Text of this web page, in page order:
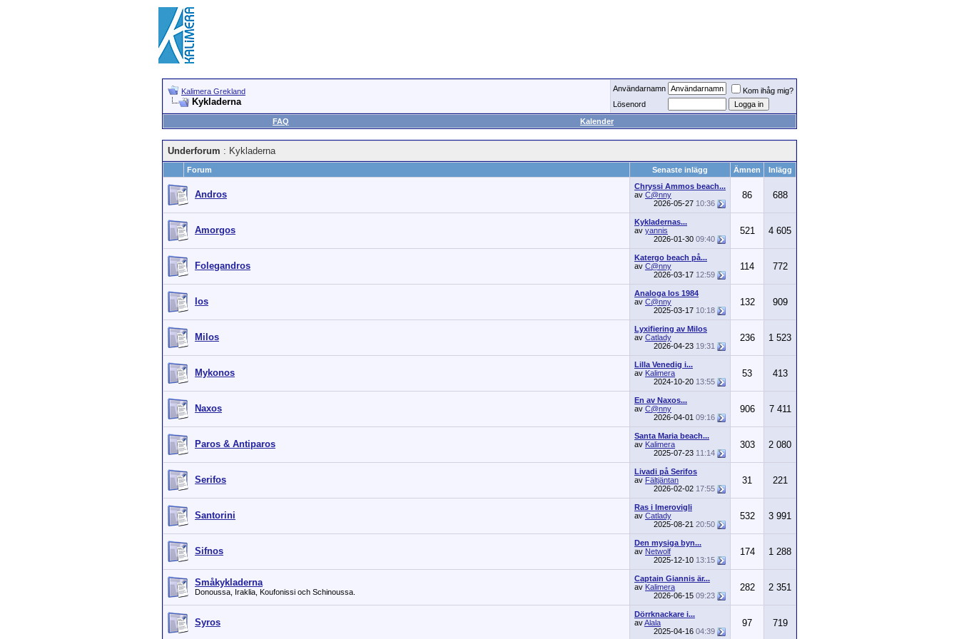
Kalimera Grekland
Kykladerna
Användarnamn
Kom ihåg mig?
Lösenord
FAQ
Kalender
Underforum : Kykladerna
Forum Senaste inlägg Ämnen Inlägg
Andros
Chryssi Ammos beach...
av C@nny
2026-05-27 10:36
86 688
Amorgos
Kykladernas...
av yannis
2026-01-30 09:40
521 4 605
Folegandros
Katergo beach på...
av C@nny
2026-03-17 12:59
114 772
Ios
Analoga Ios 1984
av C@nny
2025-03-17 10:18
132 909
Milos
Lyxifiering av Milos
av Catlady
2026-04-23 19:31
236 1 523
Mykonos
Lilla Venedig i...
av Kalimera
2024-10-20 13:55
53 413
Naxos
En av Naxos...
av C@nny
2026-04-01 09:16
906 7 411
Paros & Antiparos
Santa Maria beach...
av Kalimera
2025-07-23 11:14
303 2 080
Serifos
Livadi på Serifos
av Fältjäntan
2026-02-02 17:55
31 221
Santorini
Ras i Imerovigli
av Catlady
2025-08-21 20:50
532 3 991
Sifnos
Den mysiga byn...
av Netwolf
2025-12-10 13:15
174 1 288
Småkykladerna
Donoussa, Iraklia, Koufonissi och Schinoussa.
Captain Giannis är...
av Kalimera
2026-06-15 09:23
282 2 351
Syros
Dörrknackare i...
avAlala
2025-04-16 04:39
97 719